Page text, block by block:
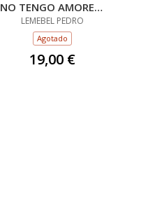
NO TENGO AMORES :
EXTRACTOS DE
ENTREVISTAS A
PEDRO LEMEBEL / ED
LEMEBEL PEDRO
Agotado
19,00 €